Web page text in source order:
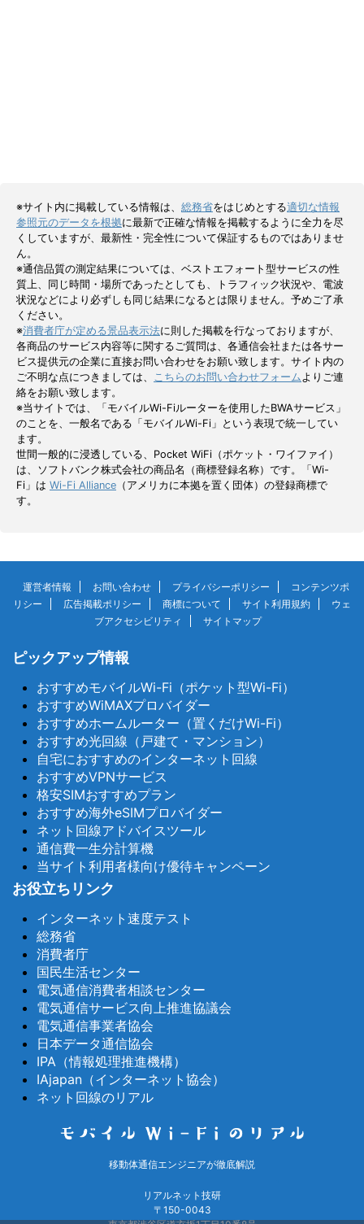
※サイト内に掲載している情報は、 総務省をはじめとする適切な情報
参照元のデータを根拠に最新で正確な情報を掲載するように全力を尽
くしていますが、最新性・完全性について保証するものではありませ
ん。
※通信品質の測定結果については、ベストエフォート型サービスの性
質上、同じ時間・場所であったとしても、トラフィック状況や、電波
状況などにより必ずしも同じ結果になるとは限りません。予めご了承
ください。
※消費者庁が定める景品表示法に則した掲載を行なっておりますが、
各商品のサービス内容等に関するご質問は、各通信会社または各サー
ビス提供元の企業に直接お問い合わせをお願い致します。サイト内の
ご不明な点につきましては、 こちらのお問い合わせフォームよりご連
絡をお願い致します。
※当サイトでは、「モバイルWi-Fiルーターを使用したBWAサービス」
のことを、一般名である「モバイルWi-Fi」という表現で統一してい
ます。
世間一般的に浸透している、Pocket WiFi（ポケット・ワイファイ）
は、ソフトバンク株式会社の商品名（商標登録名称）です。「Wi-
Fi」は Wi-Fi Alliance （アメリカに本拠を置く団体）の登録商標で
す。
運営者情報 お問い合わせ プライバシーポリシー
コンテンツポ
リシー
広告掲載ポリシー 商標について サイト利用規約
ウェ
ブアクセシビリティ
サイトマップ
ピックアップ情報
おすすめモバイルWi-Fi（ポケット型Wi-Fi）
おすすめWiMAXプロバイダー
おすすめホームルーター（置くだけWi-Fi）
おすすめ光回線（戸建て・マンション）
自宅におすすめのインターネット回線
おすすめVPNサービス
格安SIMおすすめプラン
おすすめ海外eSIMプロバイダー
ネット回線アドバイスツール
通信費一生分計算機
当サイト利用者様向け優待キャンペーン
お役立ちリンク
インターネット速度テスト
総務省
消費者庁
国民生活センター
電気通信消費者相談センター
電気通信サービス向上推進協議会
電気通信事業者協会
日本データ通信協会
IPA（情報処理推進機構）
IAjapan（インターネット協会）
ネット回線のリアル
移動体通信エンジニアが徹底解説
リアルネット技研
〒150-0043